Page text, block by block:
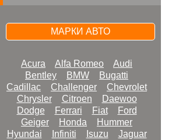
МАРКИ АВТО
Acura Alfa Romeo
Audi
Bentley
BMW
Bugatti
Cadillac
Challenger
Chevrolet
Chrysler
Citroen
Daewoo
Dodge
Ferrari Fiat
Ford
Geiger
Honda
Hummer
Hyundai
Infiniti Isuzu
Jaguar